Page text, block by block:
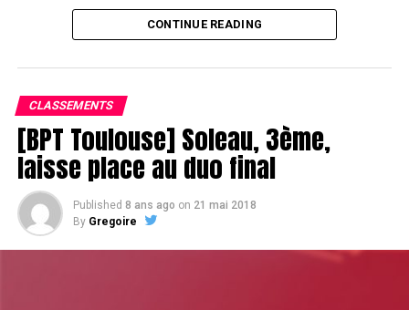
Le champagne va réchauffer si les deux finalistes ne se décident pas !
CONTINUE READING
CLASSEMENTS
[BPT Toulouse] Soleau, 3ème,
laisse place au duo final
Published 8 ans ago on 21 mai 2018
By Gregoire